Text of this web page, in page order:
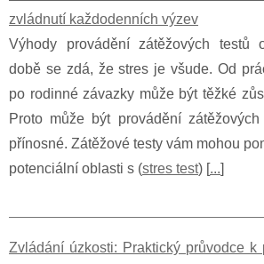
zvládnutí každodenních výzev
Výhody provádění zátěžových testů
době se zdá, že stres je všude. Od
po rodinné závazky může být těžké
Proto může být provádění
přínosné. Zátěžové testy vám mohou
potenciální oblasti s (stres test) [...]
Zvládání úzkosti: Praktický průvodce k